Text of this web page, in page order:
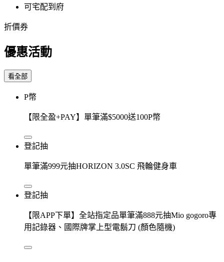
可宅配到府
折價券
優惠活動
看全部
P幣
【限全盈+PAY】單筆滿$5000送100P幣
登記抽
單筆滿999元抽HORIZON 3.0SC 飛輪健身車
登記抽
【限APP下單】全站指定品單筆滿888元抽Mio gogoro專
用記錄器、國際牌掌上型電鬍刀 (顏色隨機)